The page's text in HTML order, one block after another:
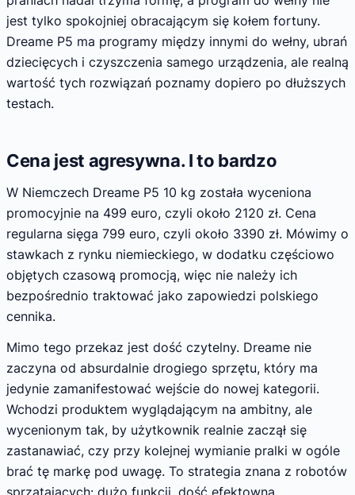
jest tylko spokojniej obracającym się kołem fortuny.
Dreame P5 ma programy między innymi do wełny, ubrań
dziecięcych i czyszczenia samego urządzenia, ale realną
wartość tych rozwiązań poznamy dopiero po dłuższych
testach.
Cena jest agresywna. I to bardzo
W Niemczech Dreame P5 10 kg została wyceniona
promocyjnie na 499 euro, czyli około 2120 zł. Cena
regularna sięga 799 euro, czyli około 3390 zł. Mówimy o
stawkach z rynku niemieckiego, w dodatku częściowo
objętych czasową promocją, więc nie należy ich
bezpośrednio traktować jako zapowiedzi polskiego
cennika.
Mimo tego przekaz jest dość czytelny. Dreame nie
zaczyna od absurdalnie drogiego sprzętu, który ma
jedynie zamanifestować wejście do nowej kategorii.
Wchodzi produktem wyglądającym na ambitny, ale
wycenionym tak, by użytkownik realnie zaczął się
zastanawiać, czy przy kolejnej wymianie pralki w ogóle
brać tę markę pod uwagę. To strategia znana z robotów